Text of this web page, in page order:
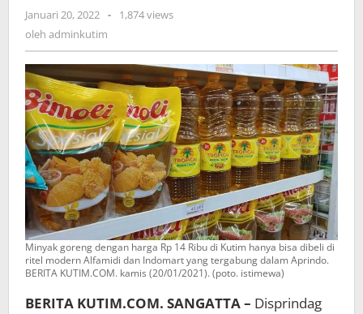
Januari 20, 2022 oleh
-
1,874 views
oleh adminkutim
Minyak goreng dengan harga Rp 14 Ribu di Kutim hanya bisa dibeli di
ritel modern Alfamidi dan Indomart yang tergabung dalam Aprindo.
BERITA KUTIM.COM. kamis (20/01/2021). (poto. istimewa)
BERITA KUTIM.COM. SANGATTA – Disprindag